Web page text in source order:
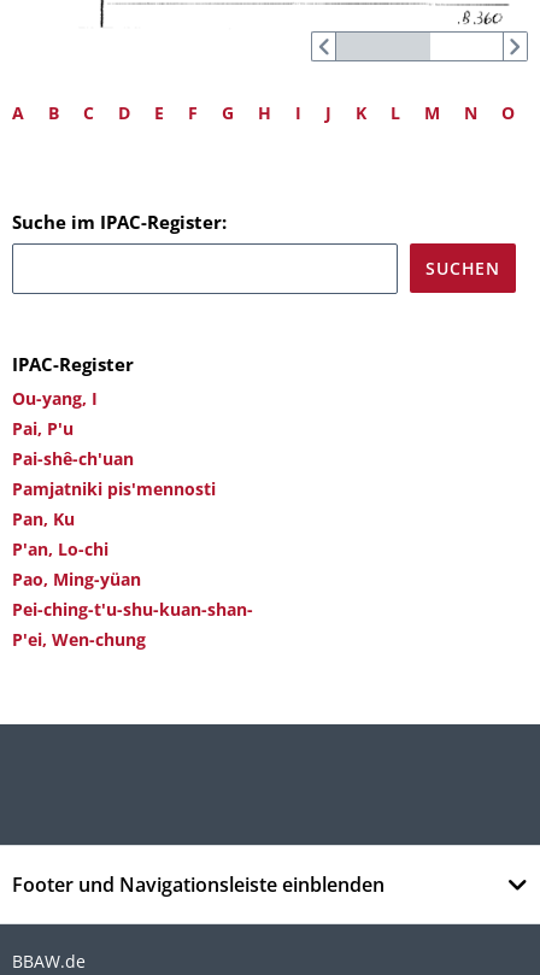
A B C D E F G H I J K L M N O
Suche im IPAC-Register:
IPAC-Register
Ou-yang, I
Pai, P'u
Pai-shê-ch'uan
Pamjatniki pis'mennosti
Pan, Ku
P'an, Lo-chi
Pao, Ming-yüan
Pei-ching-t'u-shu-kuan-shan-
P'ei, Wen-chung
Footer und Navigationsleiste einblenden
BBAW.de